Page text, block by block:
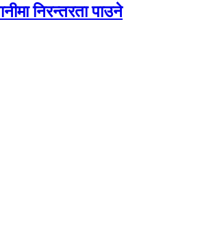
निरन्तरता पाउने